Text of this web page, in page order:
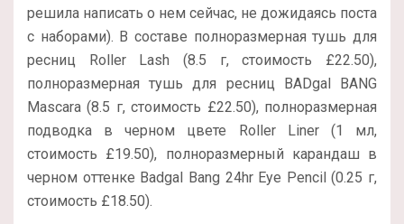
решила написать о нем сейчас, не дожидаясь поста
с наборами). В составе полноразмерная тушь для
ресниц Roller Lash (8.5 г, стоимость £22.50),
полноразмерная тушь для ресниц BADgal BANG
Mascara (8.5 г, стоимость £22.50), полноразмерная
подводка в черном цвете Roller Liner (1 мл,
стоимость £19.50), полноразмерный карандаш в
черном оттенке Badgal Bang 24hr Eye Pencil (0.25 г,
стоимость £18.50).